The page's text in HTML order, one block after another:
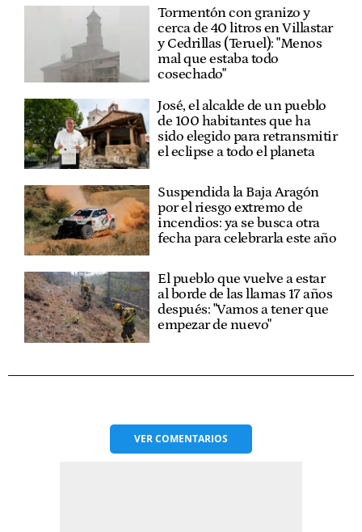
Tormentón con granizo y
cerca de 40 litros en Villastar
y Cedrillas (Teruel): "Menos
mal que estaba todo
cosechado"
José, el alcalde de un pueblo
de 100 habitantes que ha
sido elegido para retransmitir
el eclipse a todo el planeta
Suspendida la Baja Aragón
por el riesgo extremo de
incendios: ya se busca otra
fecha para celebrarla este año
El pueblo que vuelve a estar
al borde de las llamas 17 años
después: "Vamos a tener que
empezar de nuevo"
VERCOMENTARIOS